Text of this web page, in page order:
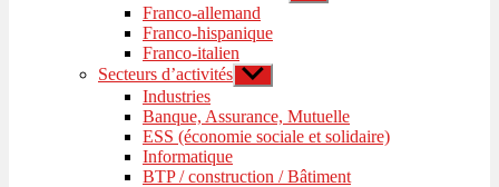
le
Franco-allemand
Franco-hispanique
Franco-italien
Secteurs d’activités Afficher
le
menu
Industries
Banque, Assurance, Mutuelle
ESS (économie sociale et solidaire)
Informatique
BTP / construction / Bâtiment